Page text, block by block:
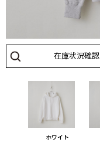
在庫状況確認
ホワイト